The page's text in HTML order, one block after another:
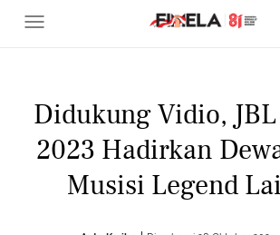
Didukung Vidio,
2023 Hadirkan
Musisi Legend